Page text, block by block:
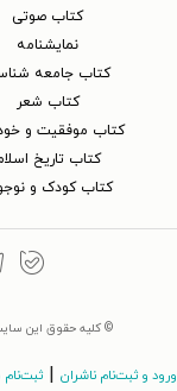
کتاب‌ صوتی
نمایشنامه
کتاب جامعه
کتاب شعر
کتاب موفقیت و
کتاب تاریخ
کتاب کودک و
© کلیه حقوق این
ورود و ثبت‌نام ناشران | ثبت‌نام